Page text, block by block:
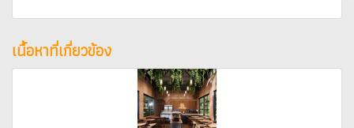
เนื้อหาที่เกี่ยวข้อง